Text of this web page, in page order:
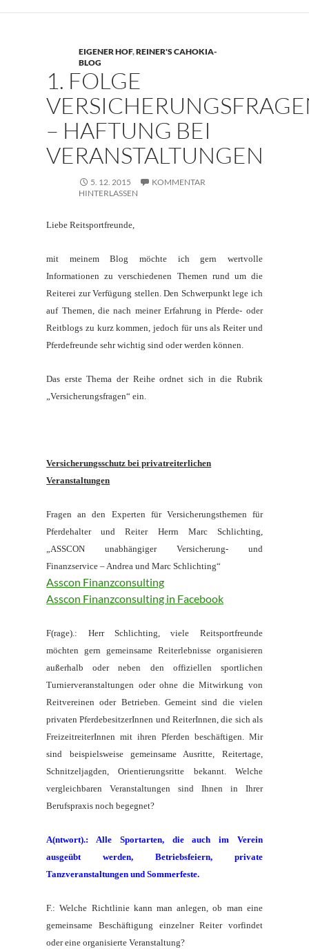
EIGENER HOF,REINER'S CAHOKIA-
BLOG
1. FOLGE
– HAFTUNG BEI
VERANSTALTUNGEN
5. 12. 2015
KOMMENTAR
HINTERLASSEN
Liebe Reitsportfreunde,
mit meinem Blog möchte ich gern wertvolle
Informationen zu verschiedenen Themen rund um die
Reiterei zur Verfügung stellen. Den Schwerpunkt lege ich
auf Themen, die nach meiner Erfahrung in Pferde- oder
Reitblogs zu kurz kommen, jedoch für uns als Reiter und
Pferdefreunde sehr wichtig sind oder werden können.
Das erste Thema der Reihe ordnet sich in die Rubrik
„Versicherungsfragen“ ein.
Versicherungsschutz bei privatreiterlichen
Veranstaltungen
Fragen an den Experten für Versicherungsthemen für
Pferdehalter und Reiter Herrn Marc Schlichting,
„ASSCON unabhängiger Versicherung- und
Finanzservice – Andrea und Marc Schlichting“
Asscon Finanzconsulting
Asscon Finanzconsulting in Facebook
F(rage).: Herr Schlichting, viele Reitsportfreunde
möchten gern gemeinsame Reiterlebnisse organisieren
außerhalb oder neben den offiziellen sportlichen
Turnierveranstaltungen oder ohne die Mitwirkung von
Reitvereinen oder Betrieben. Gemeint sind die vielen
privaten PferdebesitzerInnen und ReiterInnen, die sich als
FreizeitreiterInnen mit ihren Pferden beschäftigen. Mir
sind beispielsweise gemeinsame Ausritte, Reitertage,
Schnitzeljagden, Orientierungsritte bekannt. Welche
vergleichbaren Veranstaltungen sind Ihnen in Ihrer
Berufspraxis noch begegnet?
A(ntwort).: Alle Sportarten, die auch im Verein
ausgeübt werden, Betriebsfeiern, private
Tanzveranstaltungen und Sommerfeste.
F.: Welche Richtlinie kann man anlegen, ob man eine
gemeinsame Beschäftigung einzelner Reiter vorfindet
oder eine organisierte Veranstaltung?